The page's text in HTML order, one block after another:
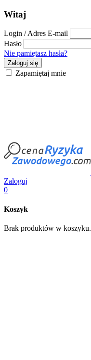
Witaj
Login / Adres E-mail
Hasło
Nie pamiętasz hasła?
Zaloguj się
Zapamiętaj mnie
Zaloguj
0
Koszyk
Brak produktów w koszyku.